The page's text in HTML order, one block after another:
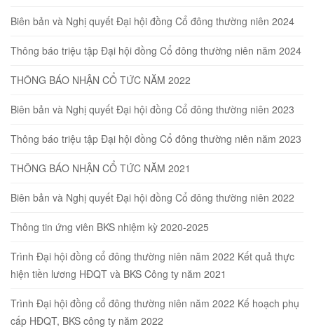
Biên bản và Nghị quyết Đại hội đồng Cổ đông thường niên 2024
Thông báo triệu tập Đại hội đồng Cổ đông thường niên năm 2024
THÔNG BÁO NHẬN CỔ TỨC NĂM 2022
Biên bản và Nghị quyết Đại hội đồng Cổ đông thường niên 2023
Thông báo triệu tập Đại hội đồng Cổ đông thường niên năm 2023
THÔNG BÁO NHẬN CỔ TỨC NĂM 2021
Biên bản và Nghị quyết Đại hội đồng Cổ đông thường niên 2022
Thông tin ứng viên BKS nhiệm kỳ 2020-2025
Trình Đại hội đồng cổ đông thường niên năm 2022 Kết quả thực
hiện tiền lương HĐQT và BKS Công ty năm 2021
Trình Đại hội đồng cổ đông thường niên năm 2022 Kế hoạch phụ
cấp HĐQT, BKS công ty năm 2022